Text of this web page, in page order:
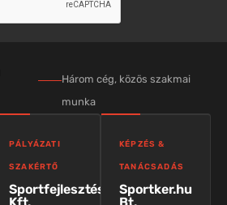
Három cég, közös szakmai
munka
PÁLYÁZATI
SZAKÉRTŐ
Sportfejlesztés
KÉPZÉS &
TANÁCSADÁS
Sportker.hu